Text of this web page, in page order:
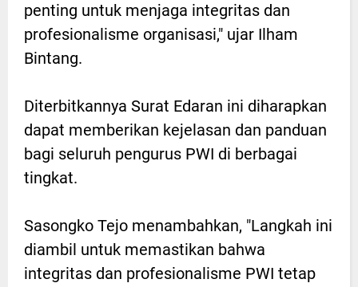
penting untuk menjaga integritas dan
profesionalisme organisasi," ujar Ilham
Bintang.
Diterbitkannya Surat Edaran ini diharapkan
dapat memberikan kejelasan dan panduan
bagi seluruh pengurus PWI di berbagai
tingkat.
Sasongko Tejo menambahkan, "Langkah ini
diambil untuk memastikan bahwa
integritas dan profesionalisme PWI tetap